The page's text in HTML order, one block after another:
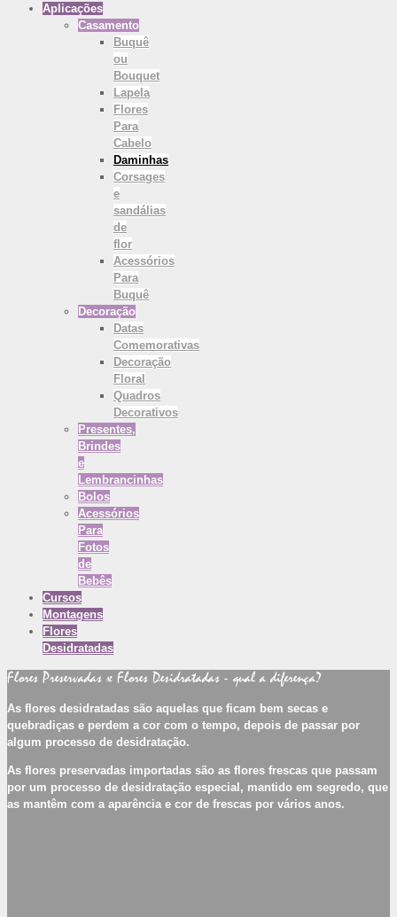
Aplicações
Casamento
Buquê
ou
Bouquet
Lapela
Flores
Para
Cabelo
Daminhas
Corsages
e
sandálias
de
flor
Acessórios
Para
Buquê
Decoração
Datas
Comemorativas
Decoração
Floral
Quadros
Decorativos
Presentes,
Brindes
e
Lembrancinhas
Bolos
Acessórios
Para
Fotos
de
Bebês
Cursos
Montagens
Flores
Desidratadas
Flores Preservadas x Flores Desidratadas - qual a diferença?
As flores desidratadas são aquelas que ficam bem secas e
quebradiças e perdem a cor com o tempo, depois de passar por
algum processo de desidratação.
As flores preservadas importadas são as flores frescas que passam
por um processo de desidratação especial, mantido em segredo, que
as mantêm com a aparência e cor de frescas por vários anos.